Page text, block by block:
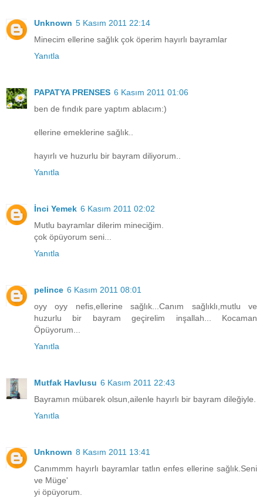
Unknown 5 Kasım 2011 22:14
Minecim ellerine sağlık çok öperim hayırlı bayramlar
Yanıtla
PAPATYA PRENSES 6 Kasım 2011 01:06
ben de fındık pare yaptım ablacım:)
ellerine emeklerine sağlık..
hayırlı ve huzurlu bir bayram diliyorum..
Yanıtla
İnci Yemek 6 Kasım 2011 02:02
Mutlu bayramlar dilerim mineciğim.
çok öpüyorum seni...
Yanıtla
pelince 6 Kasım 2011 08:01
oyy oyy nefis,ellerine sağlık...Canım sağlıklı,mutlu ve
huzurlu bir bayram geçirelim inşallah... Kocaman
Öpüyorum...
Yanıtla
Mutfak Havlusu 6 Kasım 2011 22:43
Bayramın mübarek olsun,ailenle hayırlı bir bayram dileğiyle.
Yanıtla
Unknown 8 Kasım 2011 13:41
Canımmm hayırlı bayramlar tatlın enfes ellerine sağlık.Seni
ve Müge'
yi öpüyorum.